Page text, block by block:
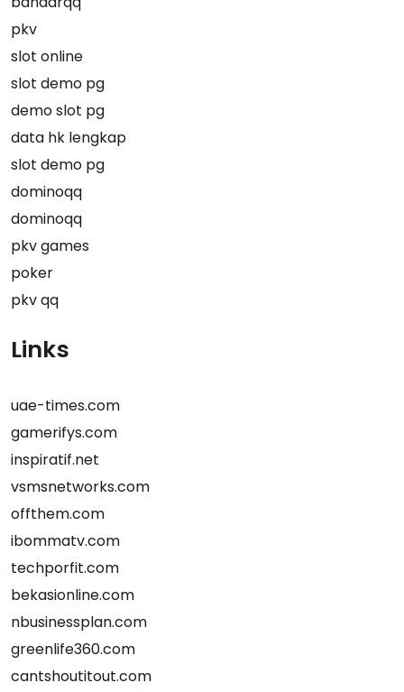
pkv
slot online
slot demo pg
demo slot pg
data hk lengkap
slot demo pg
dominoqq
dominoqq
pkv games
poker
pkv qq
Links
uae-times.com
gamerifys.com
inspiratif.net
vsmsnetworks.com
offthem.com
ibommatv.com
techporfit.com
bekasionline.com
nbusinessplan.com
greenlife360.com
cantshoutitout.com